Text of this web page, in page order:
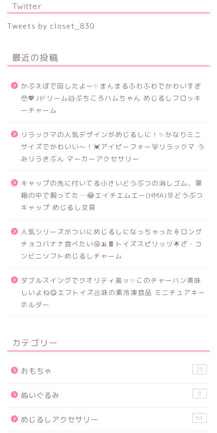
Twitter
Tweets by closet_830
最近の投稿
かぷえぼで回したよー✨まんまるふわふわでかわいすぎ
🥹💖Jドリーム🐹ぷちころハムちゃん めじるしフロッキ
ーチャーム
リラックマの人気デザインがめじるしに！✨かなりミニ
サイズでかわいい～！💓アイピーフォー🐻リラックマ う
みリラきぶん マーカーアクセサリー
キャップの先に付いてる小さいどうぶつの消しゴム、筆
箱の中で飼ってた…😂エイチエムエー(HMA)🐰どうぶつ
キャップ めじるし文具
人気シリーズがついにめじるしになっちゃった🍦ロング
チョコバナナ食べたい🤤🍌🍫トイズスピリッツ🌟ざ・コ
ンビニソフトめじるしチャーム
ダブルスイングでクオリティ高ッ✨このチャーハン美味
しいよね😋エフトイズ🥟味の素冷凍食品 ミニチュアキー
ホルダー
カテゴリー
おもちゃ 25
ぬいぐるみ 8
めじるしアクセサリー 64